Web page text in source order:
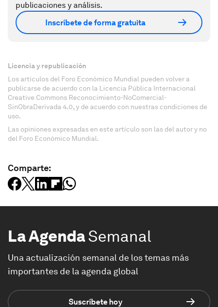
publicaciones y análisis.
Inscríbete de forma gratuita
Licencia y republicación
Los artículos del Foro Económico Mundial pueden volver a
publicarse de acuerdo con la Licencia Pública Internacional
Creative Commons Reconocimiento-NoComercial-
SinObraDerivada 4.0, y de acuerdo con nuestras condiciones de
uso.
Las opiniones expresadas en este artículo son las del autor y no
del Foro Económico Mundial.
Comparte:
La AgendaSemanal
Una actualización semanal de los temas más
importantes de la agenda global
Suscríbete hoy